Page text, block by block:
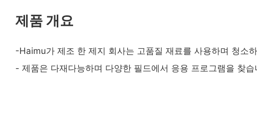
제품 개요
-Haimu가 제조 한 제지 회사는 고품질 재료를 사용하며 청소
- 제품은 다재다능하며 다양한 필드에서 응용 프로그램을 찾습